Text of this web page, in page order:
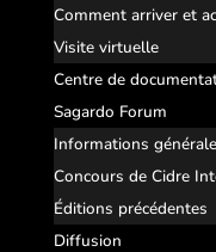
Comment arriver et
Visite virtuelle
Centre de
Sagardo Forum
Informations
Concours de Cidre
Éditions précédentes
Diffusion